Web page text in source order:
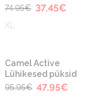
74.95€ 37.45€
XL
-50%
Camel Active
Lühikesed püksid
95.95€ 47.95€